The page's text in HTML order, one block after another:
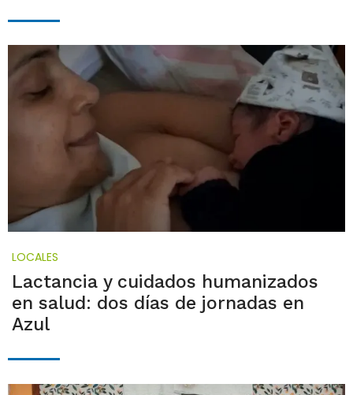
LOCALES
Lactancia y cuidados humanizados
en salud: dos días de jornadas en
Azul